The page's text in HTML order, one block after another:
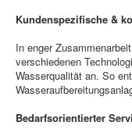
Kundenspezifische &
In enger
verschiedenen
Wasserqualität an. So
Bedarfsorientierter